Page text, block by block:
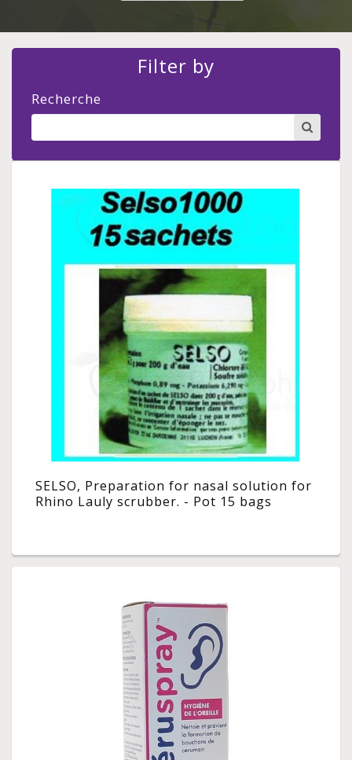
Filter by
Recherche
SELSO, Preparation for nasal solution for
Rhino Lauly scrubber. - Pot 15 bags